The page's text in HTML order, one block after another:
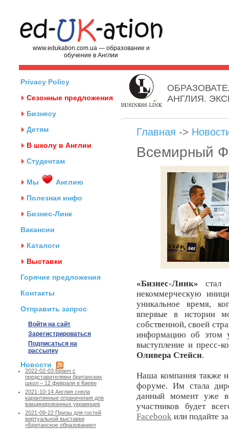
www.edukation.com.ua — образование и
обучение в Англии
Privacy Policy
Сезонные предложения
Бизнесу
Детям
В школу в Англии
Студентам
Мы
Англию
Полезная инфо
Бизнес-Линк
Вакансии
Каталоги
Выставки
Горячие предложения
Контакты
Отправить запрос
Войти на сайт
Зарегистрироваться
Подписаться на
рассылку
Новости
2022-02-03 Бранч с
представителями британских
школ – 12 февраля в Киеве
2021-10-14 Англия сняла
карантинные ограничения для
вакцинированных украинцев
2021-09-22 Призы для гостей
виртуальной выставки
«Британское образование»
АНГЛИЯ.
Главная ->
Всемирный
«Бизнес-Линк» стал
некоммерческую
уникальное время,
впервые в истории
собственной, своей
информацию об этом
выступление и пресс-
Оливера Стейси.
Наша компания также
форуме. Им стала
данный момент уже
участников будет
Facebook или подайте